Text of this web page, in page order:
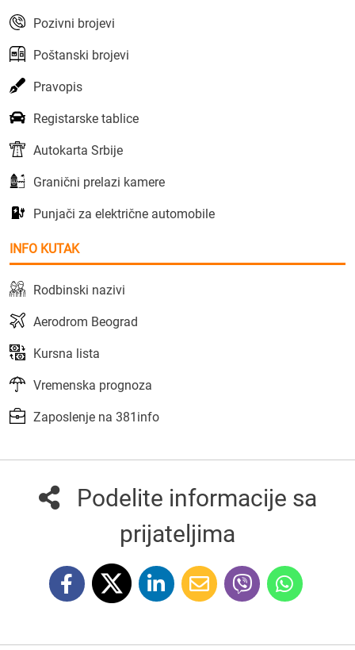
Pozivni brojevi
Poštanski brojevi
Pravopis
Registarske tablice
Autokarta Srbije
Granični prelazi kamere
Punjači za električne automobile
INFO KUTAK
Rodbinski nazivi
Aerodrom Beograd
Kursna lista
Vremenska prognoza
Zaposlenje na 381info
Podelite informacije sa
prijateljima